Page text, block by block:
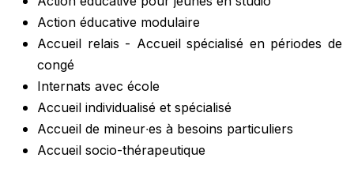
Action éducative modulaire
Accueil relais - Accueil spécialisé en périodes de
congé
Internats avec école
Accueil individualisé et spécialisé
Accueil de mineur∙es à besoins particuliers
Accueil socio-thérapeutique